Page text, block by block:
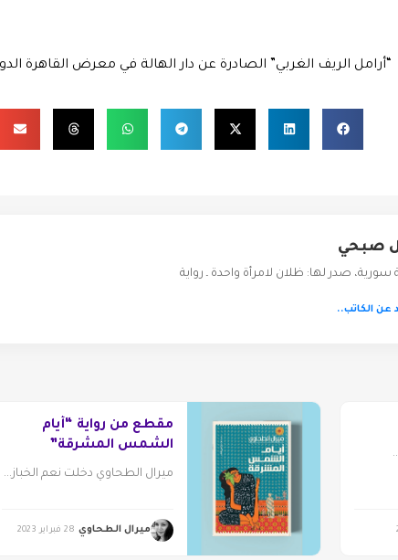
الريف الغربي” الصادرة عن دار الهالة في معرض القاهرة الدولي
صبحي
سورية، صدر لها: ظلان لامرأة واحدة ـ رواية
عن الكاتب..
مقطع من رواية “أيام
الشمس المشرقة”
ميرال الطحاوي دخلت نعم الخباز...
ميرال الطحاوي 28 فبراير 2023